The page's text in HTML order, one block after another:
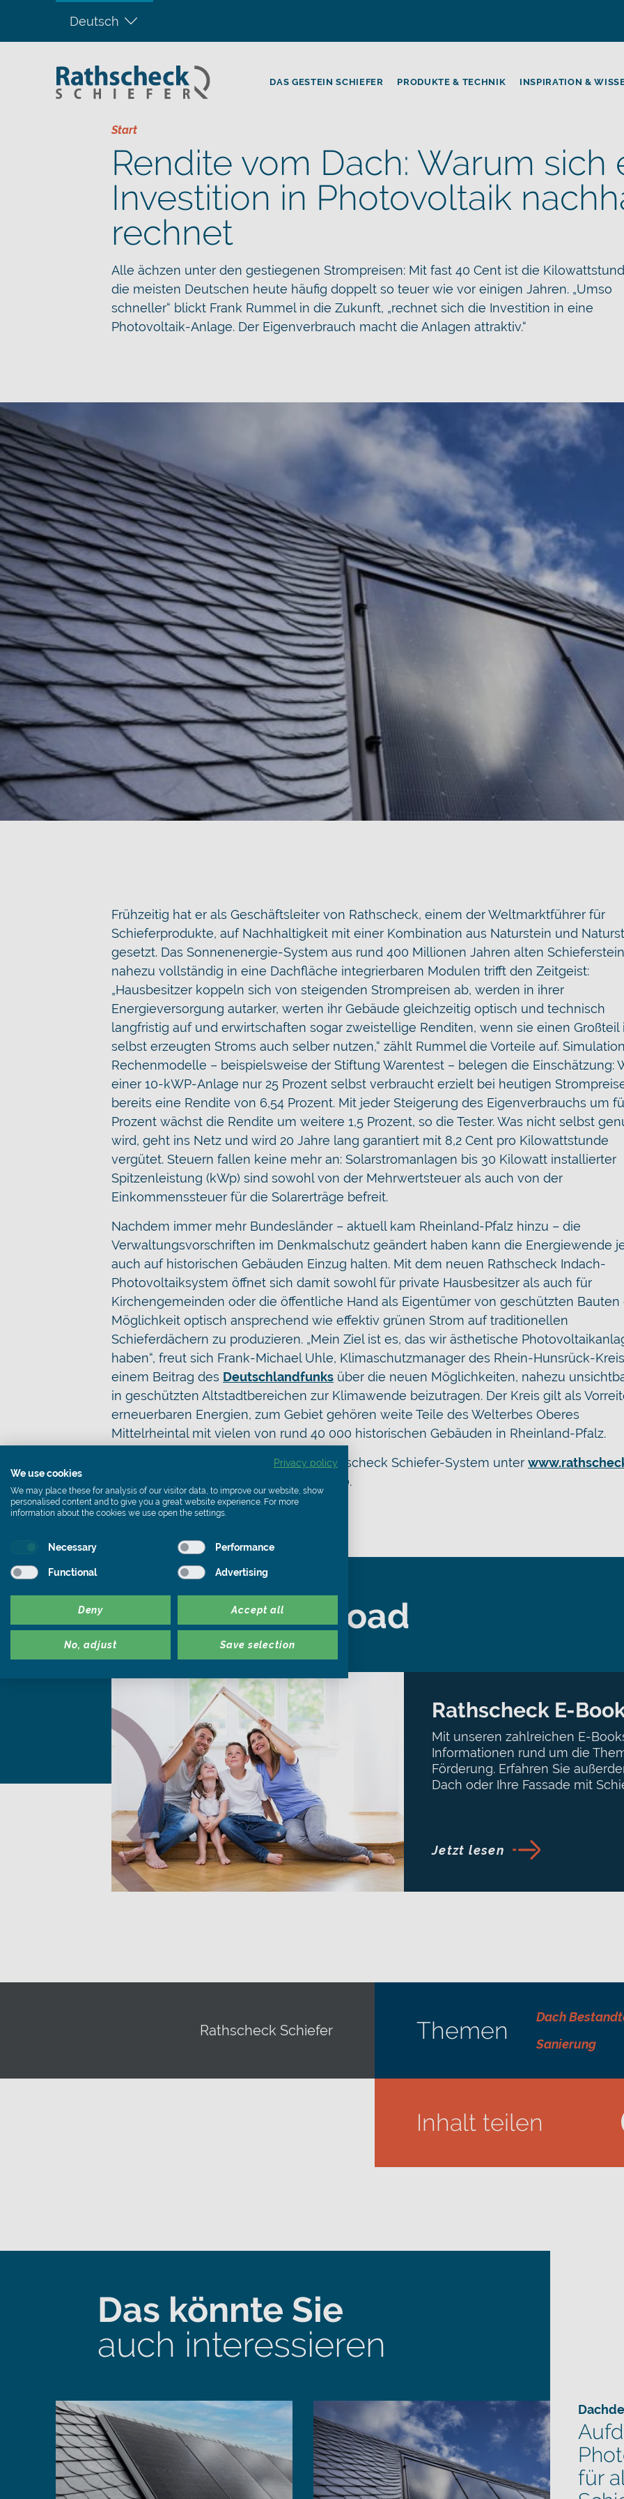
Deutsch
DAS GESTEIN SCHIEFER PRODUKTE & TECHNIK INSPIRATION &
Start
Rendite vom Dach: Warum sich
Investition in Photovoltaik
rechnet
Alle ächzen unter den gestiegenen Strompreisen: Mit fast 40 Cent ist die
die meisten Deutschen heute häufig doppelt so teuer wie vor einigen Jahren. „Umso
schneller“ blickt Frank Rummel in die Zukunft, „rechnet sich die Investition in eine
Photovoltaik-Anlage. Der Eigenverbrauch macht die Anlagen attraktiv.“
Frühzeitig hat er als Geschäftsleiter von Rathscheck, einem der Weltmarktführer für
Schieferprodukte, auf Nachhaltigkeit mit einer Kombination aus Naturstein und
gesetzt. Das Sonnenenergie-System aus rund 400 Millionen Jahren alten
nahezu vollständig in eine Dachfläche integrierbaren Modulen trifft den Zeitgeist:
„Hausbesitzer koppeln sich von steigenden Strompreisen ab, werden in ihrer
Energieversorgung autarker, werten ihr Gebäude gleichzeitig optisch und technisch
langfristig auf und erwirtschaften sogar zweistellige Renditen, wenn sie einen Großteil
selbst erzeugten Stroms auch selber nutzen,“ zählt Rummel die Vorteile auf.
Rechenmodelle – beispielsweise der Stiftung Warentest – belegen die Einschätzung:
einer 10-kWP-Anlage nur 25 Prozent selbst verbraucht erzielt bei heutigen
bereits eine Rendite von 6,54 Prozent. Mit jeder Steigerung des Eigenverbrauchs um
Prozent wächst die Rendite um weitere 1,5 Prozent, so die Tester. Was nicht selbst
wird, geht ins Netz und wird 20 Jahre lang garantiert mit 8,2 Cent pro Kilowattstunde
vergütet. Steuern fallen keine mehr an: Solarstromanlagen bis 30 Kilowatt installierter
Spitzenleistung (kWp) sind sowohl von der Mehrwertsteuer als auch von der
Einkommenssteuer für die Solarerträge befreit.
Nachdem immer mehr Bundesländer – aktuell kam Rheinland-Pfalz hinzu – die
Verwaltungsvorschriften im Denkmalschutz geändert haben kann die Energiewende
auch auf historischen Gebäuden Einzug halten. Mit dem neuen Rathscheck Indach-
Photovoltaiksystem öffnet sich damit sowohl für private Hausbesitzer als auch für
Kirchengemeinden oder die öffentliche Hand als Eigentümer von geschützten Bauten
Möglichkeit optisch ansprechend wie effektiv grünen Strom auf traditionellen
Schieferdächern zu produzieren. „Mein Ziel ist es, das wir ästhetische
haben“, freut sich Frank-Michael Uhle, Klimaschutzmanager des Rhein-Hunsrück-
einem Beitrag des Deutschlandfunks über die neuen Möglichkeiten, nahezu
in geschützten Altstadtbereichen zur Klimawende beizutragen. Der Kreis gilt als
erneuerbaren Energien, zum Gebiet gehören weite Teile des Welterbes Oberes
Mittelrheintal mit vielen von rund 40 000 historischen Gebäuden in Rheinland-Pfalz.
Infos und Bauherrenberatung zum Rathscheck Schiefer-System unter
und telefonisch unter+49 (0)2651 955 110.
E-Book Download
Rathscheck E-
Mit unseren zahlreichen E-
Informationen rund um die
Förderung. Erfahren Sie
Dach oder Ihre Fassade mit
Jetzt lesen
Rathscheck Schiefer Themen
Dach
Sanierung
Inhalt teilen
Das könnte Sie
auch interessieren
für
Privacy policy
We use cookies
We may place these for analysis of our visitor data, to improve our website, show
personalised content and to give you a great website experience. For more
information about the cookies we use open the settings.
Necessary Performance
Functional Advertising
Deny Accept all
No, adjust Save selection